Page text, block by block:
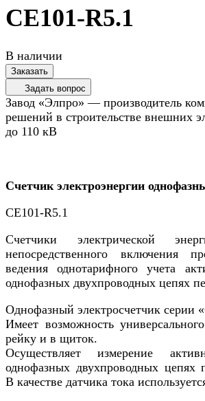
CE101-R5.1
В наличии
Заказать
Задать вопрос
Завод «Элпро» — производитель
решений в строительстве внешних
до 110 кВ
Счетчик электроэнергии
CE101-R5.1
Счетчики электрической
непосредственного включения
ведения однотарифного учета
однофазных двухпроводных цепях
Однофазный электросчетчик серии
Имеет возможность
рейку и в щиток.
Осуществляет измерение
однофазных двухпроводных цепях
В качестве датчика тока